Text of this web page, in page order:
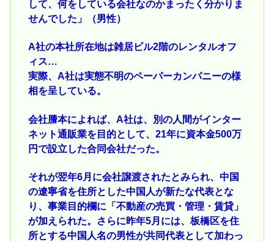
して、何をしている会社なのかまったく分かりま
せんでした」（男性）
A社の本社所在地は雑居ビル2階のレンタルオフ
ィス…
実際、A社は実態不明のペーパーカンパニーの様
相を呈している。
会社謄本によれば、A社は、別の人間がインター
ネット通販業を目的として、21年に資本金500万
円で設立した合同会社だった。
それが翌年6月に会社譲渡されたとみられ、中国
の遼寧省を住所とした中国人が新たな代表とな
り、事業目的欄に「不動産の売買・管理・賃貸」
が加えられた。さらに昨年5月には、板橋区を住
所とする中国人名の男性が共同代表として加わっ